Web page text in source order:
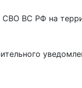
СВО ВС РФ на